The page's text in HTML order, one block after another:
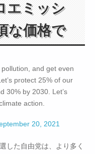
エミッシ
な価格で
pollution, and get even
protect 25% of our
30% by 2030. Let’s
action.
20, 2021
した自由党は、より多く